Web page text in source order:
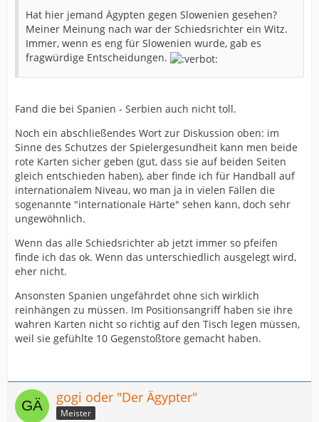
Hat hier jemand Ägypten gegen Slowenien gesehen?
Meiner Meinung nach war der Schiedsrichter ein Witz.
Immer, wenn es eng für Slowenien wurde, gab es
fragwürdige Entscheidungen.
Fand die bei Spanien - Serbien auch nicht toll.
Noch ein abschließendes Wort zur Diskussion oben: im
Sinne des Schutzes der Spielergesundheit kann men beide
rote Karten sicher geben (gut, dass sie auf beiden Seiten
gleich entschieden haben), aber finde ich für Handball auf
internationalem Niveau, wo man ja in vielen Fällen die
sogenannte "internationale Härte" sehen kann, doch sehr
ungewöhnlich.
Wenn das alle Schiedsrichter ab jetzt immer so pfeifen
finde ich das ok. Wenn das unterschiedlich ausgelegt wird,
eher nicht.
Ansonsten Spanien ungefährdet ohne sich wirklich
reinhängen zu müssen. Im Positionsangriff haben sie ihre
wahren Karten nicht so richtig auf den Tisch legen müssen,
weil sie gefühlte 10 Gegenstoßtore gemacht haben.
gogi oder "Der Ägypter"
Meister